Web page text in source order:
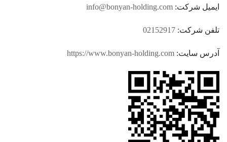
ایمیل شرکت: info@bonyan-holding.com
تلفن شرکت: 02152917
آدرس سایت: https://www.bonyan-holding.com